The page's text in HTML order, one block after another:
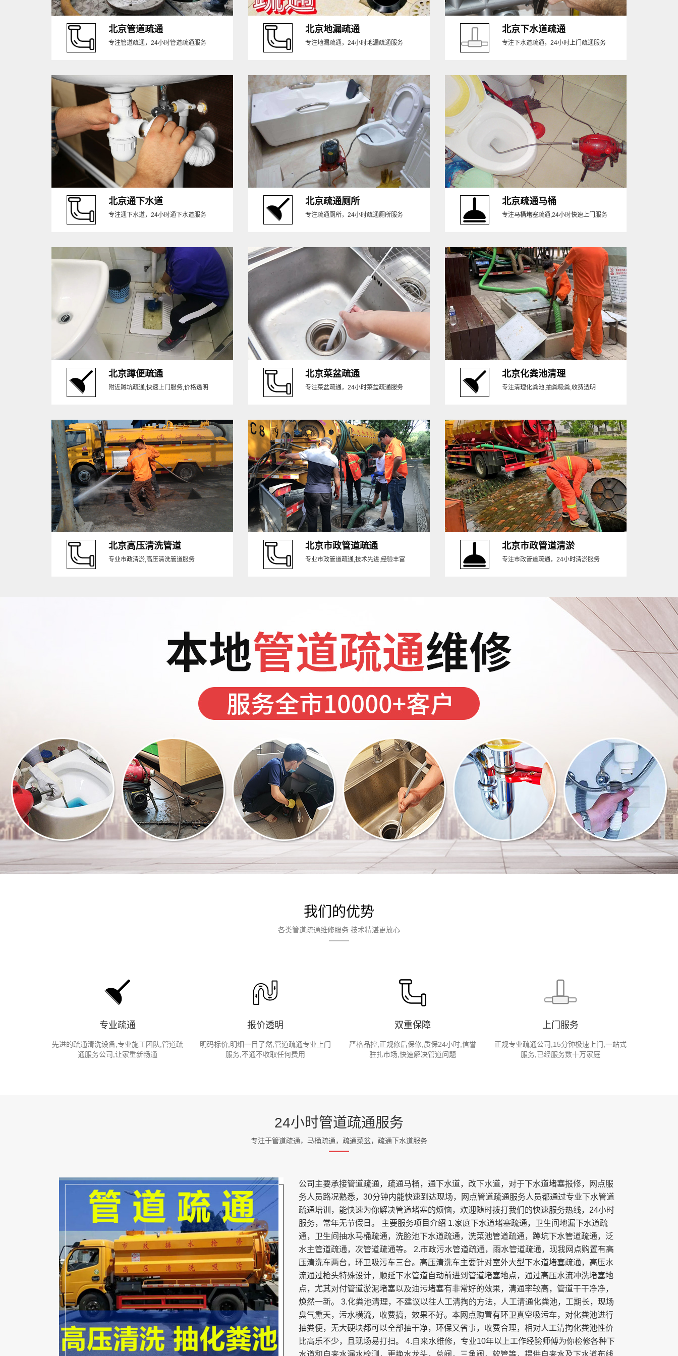
北京管道疏通
专注管道疏通，24小时管道疏通服务
北京地漏疏通
专注地漏疏通，24小时地漏疏通服务
北京下水道疏通
专注下水道疏通，24小时上门疏通服务
北京通下水道
专注通下水道，24小时通下水道服务
北京疏通厕所
专注疏通厕所，24小时疏通厕所服务
北京疏通马桶
专注马桶堵塞疏通,24小时快速上门服务
北京蹲便疏通
附近蹲坑疏通,快速上门服务,价格透明
北京菜盆疏通
专注菜盆疏通，24小时菜盆疏通服务
北京化粪池清理
专注清理化粪池,抽粪吸粪,收费透明
北京高压清洗管道
专业市政清淤,高压清洗管道服务
北京市政管道疏通
专业市政管道疏通,技术先进,经验丰富
北京市政管道清淤
专注市政管道疏通，24小时清淤服务
我们的优势
各类管道疏通维修服务 技术精湛更放心
专业疏通
先进的疏通清洗设备,专业施工团队,管道疏
通服务公司,让家重新畅通
报价透明
明码标价,明细一目了然,管道疏通专业上门
服务,不通不收取任何费用
双重保障
严格品控,正规修后保修,质保24小时,信誉
驻扎市场,快速解决管道问题
上门服务
正规专业疏通公司,15分钟极速上门,一站式
服务,已经服务数十万家庭
24小时管道疏通服务
专注于管道疏通，马桶疏通，疏通菜盆，疏通下水道服务
公司主要承接管道疏通，疏通马桶，通下水道，改下水道，对于下水道堵塞报修，网点服
务人员路况熟悉，30分钟内能快速到达现场，网点管道疏通服务人员都通过专业下水管道
疏通培训，能快速为你解决管道堵塞的烦恼，欢迎随时拨打我们的快速服务热线，24小时
服务，常年无节假日。 主要服务项目介绍 1.家庭下水道堵塞疏通，卫生间地漏下水道疏
通，卫生间抽水马桶疏通，洗脸池下水道疏通，洗菜池管道疏通，蹲坑下水管道疏通，泛
水主管道疏通，次管道疏通等。 2.市政污水管道疏通，雨水管道疏通，现我网点购置有高
压清洗车两台，环卫吸污车三台。高压清洗车主要针对室外大型下水道堵塞疏通，高压水
流通过枪头特殊设计，顺延下水管道自动前进到管道堵塞地点，通过高压水流冲洗堵塞地
点，尤其对付管道淤泥堵塞以及油污堵塞有非常好的效果，清通率较高，管道干干净净，
焕然一新。 3.化粪池清理，不建议以往人工清掏的方法，人工清通化粪池，工期长，现场
臭气熏天，污水横流，收费搞，效果不好。本网点购置有环卫真空吸污车，对化粪池进行
抽粪便，无大硬块都可以全部抽干净，环保又省事，收费合理，相对人工清掏化粪池性价
比高乐不少，且现场易打扫。 4.自来水维修，专业10年以上工作经验师傅为你检修各种下
水道和自来水漏水检测，更换水龙头，总阀，三角阀，软管等，提供自来水及下水道布线